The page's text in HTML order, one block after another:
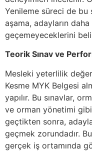
Yenileme süreci de bu
aşama, adayların
geçemeyeceklerini
Teorik Sınav ve
Mesleki yeterlilik
Kesme MYK Belgesi
yapılır. Bu sınavlar,
ve orman yönetimi gibi
geçtikten sonra,
geçmek zorundadır.
gerçek iş ortamında